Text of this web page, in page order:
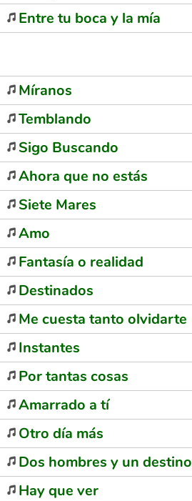
Entre tu boca y la mía
Míranos
Temblando
Sigo Buscando
Ahora que no estás
Siete Mares
Amo
Fantasía o realidad
Destinados
Me cuesta tanto olvidarte
Instantes
Por tantas cosas
Amarrado a tí
Otro día más
Dos hombres y un destino
Hay que ver